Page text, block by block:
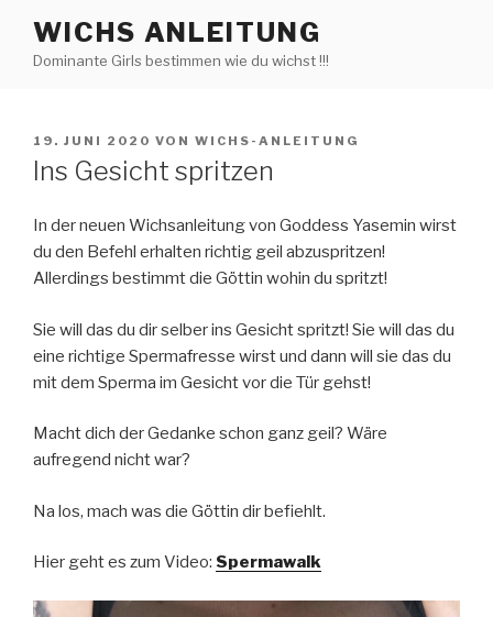
Inhalt
springen
WICHS ANLEITUNG
Dominante Girls bestimmen wie du wichst !!!
VERÖFFENTLICHT
AM
19. JUNI 2020 VON WICHS-ANLEITUNG
Ins Gesicht spritzen
In der neuen Wichsanleitung von Goddess Yasemin wirst
du den Befehl erhalten richtig geil abzuspritzen!
Allerdings bestimmt die Göttin wohin du spritzt!
Sie will das du dir selber ins Gesicht spritzt! Sie will das du
eine richtige Spermafresse wirst und dann will sie das du
mit dem Sperma im Gesicht vor die Tür gehst!
Macht dich der Gedanke schon ganz geil? Wäre
aufregend nicht war?
Na los, mach was die Göttin dir befiehlt.
Hier geht es zum Video: Spermawalk